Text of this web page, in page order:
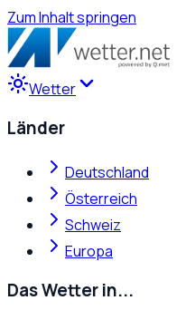
Zum Inhalt springen
Wetter
Länder
Deutschland
Österreich
Schweiz
Europa
Das Wetter in...